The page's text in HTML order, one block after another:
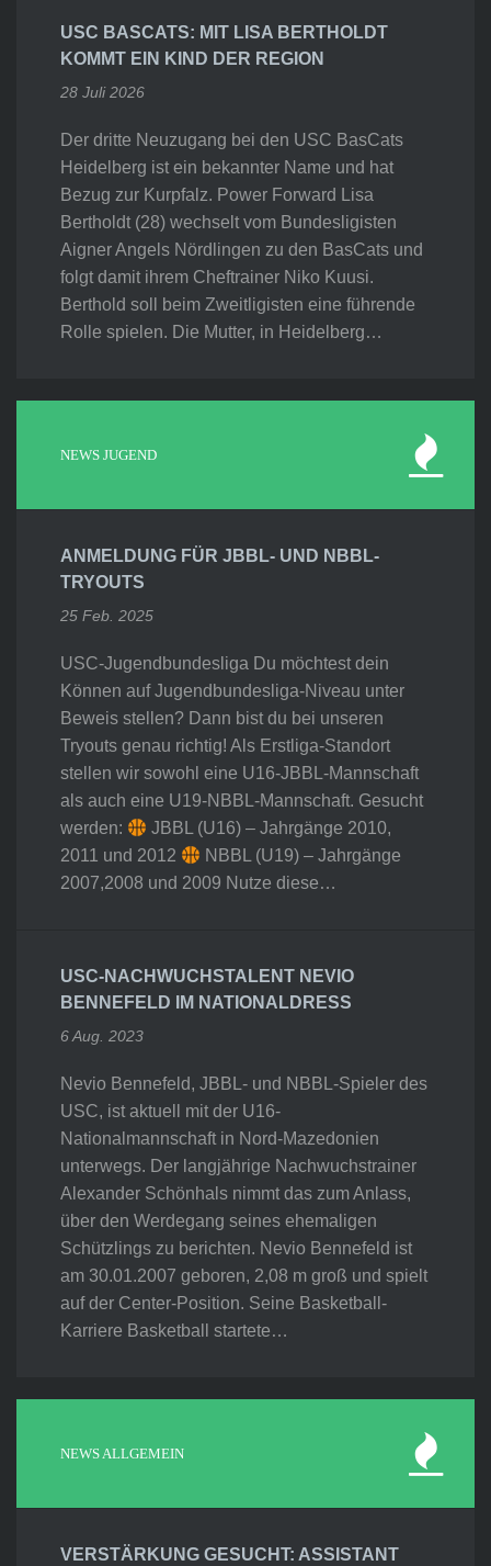
USC BASCATS: MIT LISA BERTHOLDT
KOMMT EIN KIND DER REGION
28 Juli 2026
Der dritte Neuzugang bei den USC BasCats
Heidelberg ist ein bekannter Name und hat
Bezug zur Kurpfalz. Power Forward Lisa
Bertholdt (28) wechselt vom Bundesligisten
Aigner Angels Nördlingen zu den BasCats und
folgt damit ihrem Cheftrainer Niko Kuusi.
Berthold soll beim Zweitligisten eine führende
Rolle spielen. Die Mutter, in Heidelberg…
NEWS JUGEND
ANMELDUNG FÜR JBBL- UND NBBL-
TRYOUTS
25 Feb. 2025
USC-Jugendbundesliga Du möchtest dein
Können auf Jugendbundesliga-Niveau unter
Beweis stellen? Dann bist du bei unseren
Tryouts genau richtig! Als Erstliga-Standort
stellen wir sowohl eine U16-JBBL-Mannschaft
als auch eine U19-NBBL-Mannschaft. Gesucht
werden:
JBBL (U16) – Jahrgänge 2010,
2011 und 2012
NBBL (U19) – Jahrgänge
2007,2008 und 2009 Nutze diese…
USC-NACHWUCHSTALENT NEVIO
BENNEFELD IM NATIONALDRESS
6 Aug. 2023
Nevio Bennefeld, JBBL- und NBBL-Spieler des
USC, ist aktuell mit der U16-
Nationalmannschaft in Nord-Mazedonien
unterwegs. Der langjährige Nachwuchstrainer
Alexander Schönhals nimmt das zum Anlass,
über den Werdegang seines ehemaligen
Schützlings zu berichten. Nevio Bennefeld ist
am 30.01.2007 geboren, 2,08 m groß und spielt
auf der Center-Position. Seine Basketball-
Karriere Basketball startete…
NEWS ALLGEMEIN
VERSTÄRKUNG GESUCHT: ASSISTANT